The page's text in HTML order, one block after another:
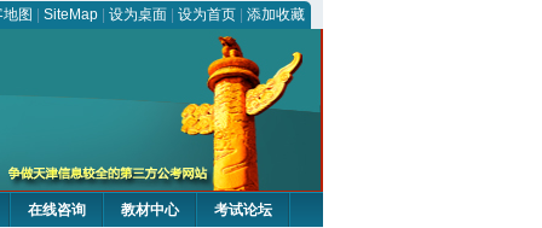
图 SiteMap 设为桌面 设为首页 添加收藏
在线咨询 教材中心 考试论坛